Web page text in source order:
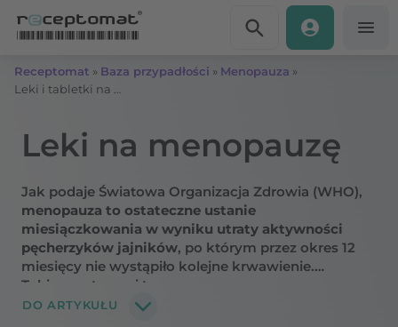
Receptomat » Baza przypadłości » Menopauza »
Leki na menopauzę
Jak podaje Światowa Organizacja Zdrowia (WHO),
menopauza to ostateczne ustanie
miesiączkowania w wyniku utraty aktywności
pęcherzyków jajników, po którym przez okres 12
miesięcy nie wystąpiło kolejne krwawienie.
Takiemu stanowi towarzyszy szereg
nieprzyjemnych dolegliwości, które wpływają na
DO ARTYKUŁU